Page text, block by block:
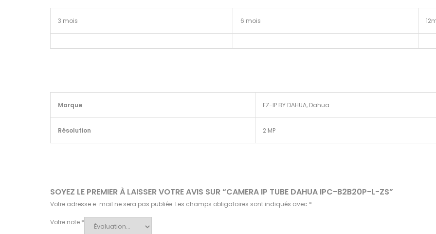
3 mois 6 mois
Marque EZ-IP BY DAHUA, Dahua
Résolution 2 MP
SOYEZ LE PREMIER À LAISSER VOTRE AVIS SUR “CAMERA IP TUBE DAHUA IPC-B2B20P-L-ZS”
Votre adresse e-mail ne sera pas publiée. Les champs obligatoires sont indiqués avec *
Votre note *